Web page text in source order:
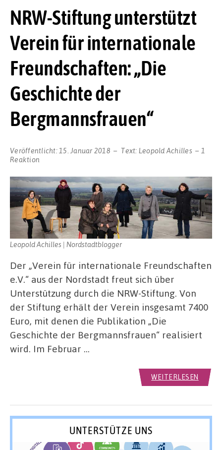
NRW-Stiftung unterstützt
Verein für internationale
Freundschaften: „Die
Geschichte der
Bergmannsfrauen“
Veröffentlicht: 15. Januar 2018 Text: Leopold Achilles
1
Reaktion
Leopold Achilles | Nordstadtblogger
Der „Verein für internationale Freundschaften
e.V.“ aus der Nordstadt freut sich über
Unterstützung durch die NRW-Stiftung. Von
der Stiftung erhält der Verein insgesamt 7400
Euro, mit denen die Publikation „Die
Geschichte der Bergmannsfrauen“ realisiert
wird. Im Februar …
WEITERLESEN
UNTERSTÜTZE UNS